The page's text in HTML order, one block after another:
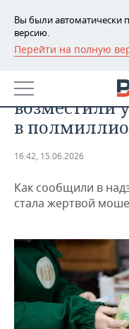
Вы были автоматически
версию.
Перейти на полную
РЕГИОНЫ
БАШКОРТОСТАН
ТАТАРСТАН
НОВОСТИ
АНАЛИТИКА
ДЕКЛАРАЦИИ О
КОРОЛИ
ВУЗЫ ТАТАРСТАНА
КОМУ
ТОРГОВЫЕ ЦЕНТРЫ
ТАТАРСТАНА
НОВОСТИ
ФИНАНСЫ
БАНКИ
БЮДЖЕТ
ИНВЕСТИЦИИ
ПРОМЫШЛЕННОСТЬ
НОВОСТИ
АГРОПРОМ
МАШИНОСТРОЕНИЕ
НЕФТЕХИМИЯ
НЕДВИЖИМОСТЬ
НОВОСТИ
АВТО
НОВОСТИ АВТО
БИЗНЕС
НОВОСТИ БИЗНЕСА
ТЕХНОЛОГИИ
В
возместили
в
16:42, 15.06.2026
Как сообщили в
стала жертвой